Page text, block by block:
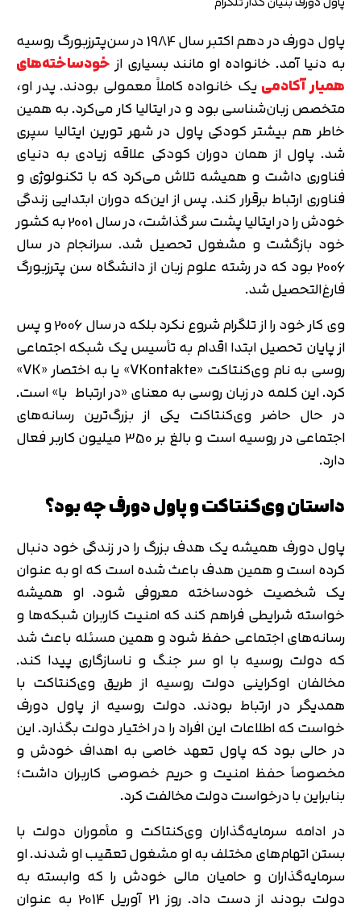
پاول دورف در دهم اکتبر سال 1984 در سن‌پترزبورگ روسیه
به دنیا آمد. خانواده او مانند بسیاری ازخودساخته‌های
همیار آکادمییک خانواده کاملاً معمولی بودند. پدر او،
متخصص زبان‌شناسی بود و در ایتالیا کار می‌کرد. به همین
خاطر هم بیشتر کودکی پاول در شهر تورین ایتالیا سپری
شد. پاول از همان دوران کودکی علاقه زیادی به دنیای
فناوری داشت و همیشه تلاش می‌کرد که با تکنولوژی و
فناوری ارتباط برقرار کند. پس از این‌که دوران ابتدایی زندگی
خودش را در ایتالیا پشت سر گذاشت، در سال 2001 به کشور
خود بازگشت و مشغول تحصیل شد. سرانجام در سال
2006 بود که در رشته علوم زبان از دانشگاه سن پترزبورگ
فارغ‌التحصیل شد.
وی کار خود را از تلگرام شروع نکرد بلکه در سال 2006 و پس
از پایان تحصیل ابتدا اقدام به تأسیس یک شبکه اجتماعی
روسی به نام وی‌کنتاکت «VKontakte» یا به اختصار «VK»
کرد. این کلمه در زبان روسی به معنای «در ارتباط با» است.
در حال حاضر وی‌کنتاکت یکی از بزرگ‌ترین رسانه‌های
اجتماعی در روسیه است و بالغ بر 350 میلیون کاربر فعال
دارد.
داستان وی‌کنتاکت و پاول دورف چه بود؟
پاول دورف همیشه یک هدف بزرگ را در زندگی خود دنبال
کرده است و همین هدف باعث شده است که او به عنوان
یک شخصیت خودساخته معروفی شود. او همیشه
خواسته شرایطی فراهم کند که امنیت کاربران شبکه‌ها و
رسانه‌های اجتماعی حفظ شود و همین مسئله باعث شد
که دولت روسیه با او سر جنگ و ناسازگاری پیدا کند.
مخالفان اوکراینی دولت روسیه از طریق وی‌کنتاکت با
همدیگر در ارتباط بودند. دولت روسیه از پاول دورف
خواست که اطلاعات این افراد را در اختیار دولت بگذارد. این
در حالی بود که پاول تعهد خاصی به اهداف خودش و
مخصوصاً حفظ امنیت و حریم خصوصی کاربران داشت؛
بنابراین با درخواست دولت مخالفت کرد.
در ادامه سرمایه‌گذاران وی‌کنتاکت و مأموران دولت با
بستن اتهام‌های مختلف به او مشغول تعقیب او شدند. او
سرمایه‌گذاران و حامیان مالی خودش را که وابسته به
دولت بودند از دست داد. روز 21 آوریل 2014 به عنوان